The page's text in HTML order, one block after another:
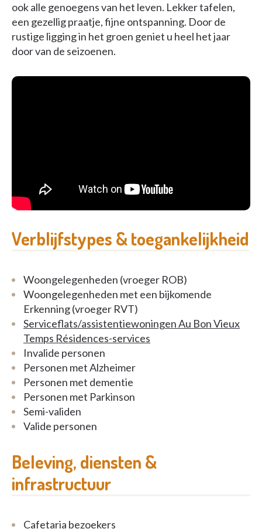
ook alle genoegens van het leven. Lekker tafelen,
een gezellig praatje, fijne ontspanning. Door de
rustige ligging in het groen geniet u heel het jaar
door van de seizoenen.
Verblijfstypes & toegankelijkheid
Woongelegenheden (vroeger ROB)
Woongelegenheden met een bijkomende
Erkenning (vroeger RVT)
Serviceflats/assistentiewoningen Au Bon Vieux
Temps Résidences-services
Invalide personen
Personen met Alzheimer
Personen met dementie
Personen met Parkinson
Semi-validen
Valide personen
Beleving, diensten &
infrastructuur
Cafetaria bezoekers